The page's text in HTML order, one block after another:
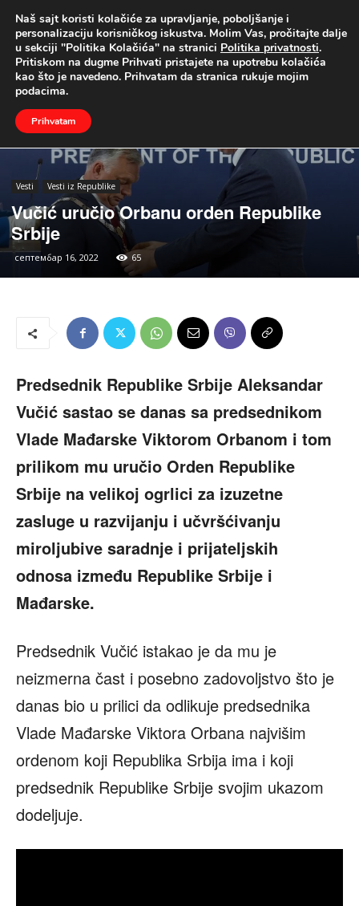
UŽIVO
Naslovna Vesti Vesti iz Republike
Vesti Vesti iz Republike
Vučić uručio Orbanu orden Republike
Srbije
септембар 16, 2022 65
Predsednik Republike Srbije Aleksandar
Vučić sastao se danas sa predsednikom
Vlade Mađarske Viktorom Orbanom i tom
prilikom mu uručio Orden Republike
Srbije na velikoj ogrlici za izuzetne
zasluge u razvijanju i učvršćivanju
miroljubive saradnje i prijateljskih
odnosa između Republike Srbije i
Mađarske.
Predsednik Vučić istakao je da mu je
neizmerna čast i posebno zadovoljstvo što je
danas bio u prilici da odlikuje predsednika
Vlade Mađarske Viktora Orbana najvišim
ordenom koji Republika Srbija ima i koji
predsednik Republike Srbije svojim ukazom
dodeljuje.
Naš sajt koristi kolačiće za upravljanje, poboljšanje i
personalizaciju korisničkog iskustva. Molim Vas, pročitajte dalje
u sekciji "Politika Kolačića" na stranici Politika privatnosti.
Pritiskom na dugme Prihvati pristajete na upotrebu kolačića
kao što je navedeno. Prihvatam da stranica rukuje mojim
podacima.
Prihvatam